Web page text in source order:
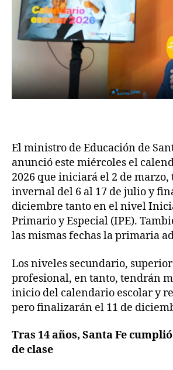
El ministro de Educación de
anunció este miércoles el
2026 que iniciará el 2 de marzo,
invernal del 6 al 17 de julio y
diciembre tanto en el nivel
Primario y Especial (IPE).
las mismas fechas la primaria
Los niveles secundario,
profesional, en tanto, tendrán
inicio del calendario escolar y
pero finalizarán el 11 de
Tras 14 años, Santa Fe
de clase